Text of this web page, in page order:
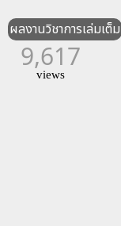
ผลงานวิชาการเล่มเต็ม
9,617
views